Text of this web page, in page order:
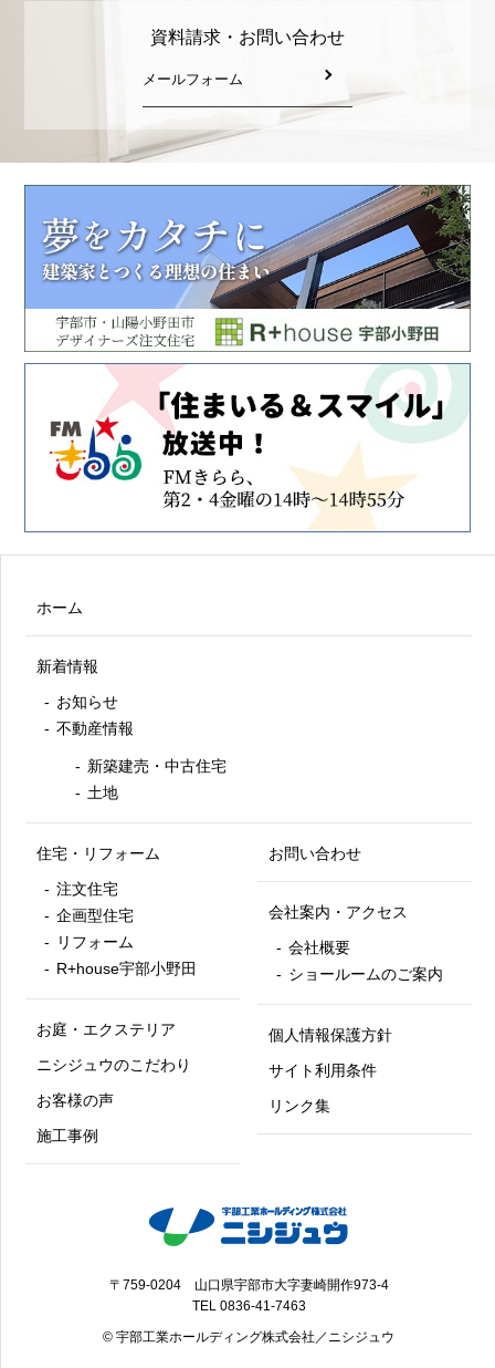
資料請求・お問い合わせ
メールフォーム
〒759-0204 山口県宇部市大字妻崎開作973-4
TEL 0836-41-7463
© 宇部工業ホールディング株式会社／ニシジュウ
ホーム
新着情報
お知らせ
不動産情報
新築建売・中古住宅
土地
住宅・リフォーム
注文住宅
企画型住宅
リフォーム
R+house宇部小野田
お庭・エクステリア
ニシジュウのこだわり
お客様の声
施工事例
お問い合わせ
会社案内・アクセス
会社概要
ショールームのご案内
個人情報保護方針
サイト利用条件
リンク集